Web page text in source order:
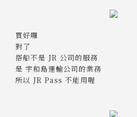
買好囉
對了
搭船不是 JR 公司的服務
是 宇和島運輸公司的業務
所以 JR Pass 不能用喔